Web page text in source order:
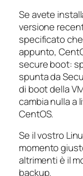
Se avete
versione
specificato
appunto,
secure boot:
spunta da
di boot della
cambia nulla a
CentOS.
Se il vostro
momento
altrimenti è il
backup.